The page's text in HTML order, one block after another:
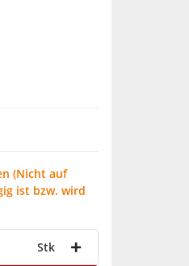
Stk
(Nicht auf
ist bzw. wird